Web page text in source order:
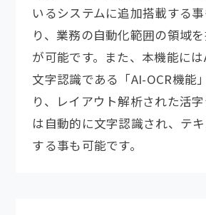
いるシステムに追加搭載する
り、業務の自動化範囲の領域
が可能です。また、本機能に
文字認識である「AI-OCR機能
り、レイアウト解析された活
は自動的に文字認識され、テ
する事も可能です。